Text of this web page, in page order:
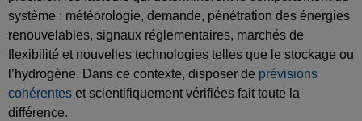
système : météorologie, demande, pénétration des énergies
renouvelables, signaux réglementaires, marchés de
flexibilité et nouvelles technologies telles que le stockage ou
l’hydrogène. Dans ce contexte, disposer de prévisions
cohérentes et scientifiquement vérifiées fait toute la
différence.